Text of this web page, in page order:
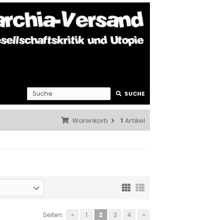
SUCHE
Warenkorb 1 Artikel
Seiten: « 1 2 3 4 »